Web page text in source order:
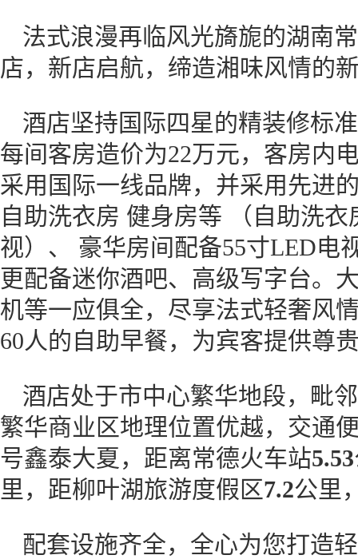
法式浪漫再临风光旖旎的湖南
店，新店启航，缔造湘味风情的
酒店坚持国际四星的精装修标
每间客房造价为22万元，客房内
采用国际一线品牌，并采用先进
自助洗衣房 健身房等 （自助洗
视）、 豪华房间配备55寸LED电
更配备迷你酒吧、高级写字台。
机等一应俱全，尽享法式轻奢风
60人的自助早餐，为宾客提供尊
酒店处于市中心繁华地段，毗
繁华商业区地理位置优越，交通
号鑫泰大夏，距离常德火车站5.53
里，距柳叶湖旅游度假区7.2公里
配套设施齐全，全心为您打造